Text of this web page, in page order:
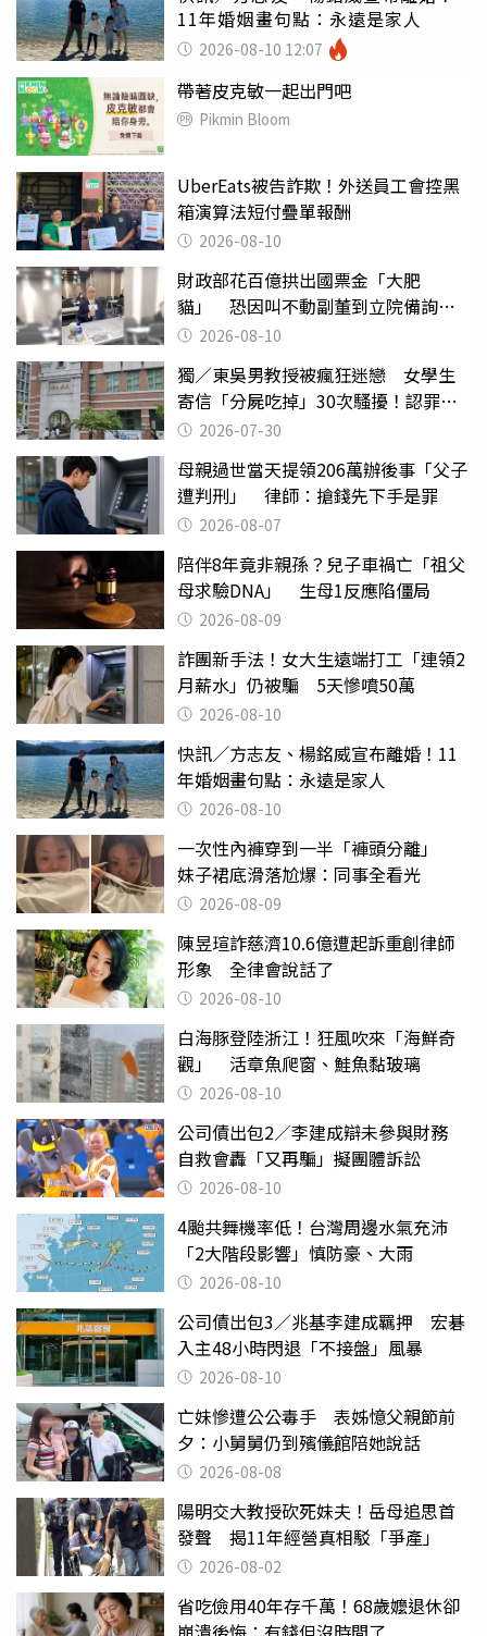
11年婚姻畫句點：永遠是家人
2026-08-10 12:07
帶著皮克敏一起出門吧
Pikmin Bloom
UberEats被告詐欺！外送員工會控黑
箱演算法短付疊單報酬
2026-08-10
財政部花百億拱出國票金「大肥
貓」 恐因叫不動副董到立院備詢惹
議 2026-08-10
獨／東吳男教授被瘋狂迷戀 女學生
寄信「分屍吃掉」30次騷擾！認罪免
關 2026-07-30
母親過世當天提領206萬辦後事「父子
遭判刑」 律師：搶錢先下手是罪
2026-08-07
陪伴8年竟非親孫？兒子車禍亡「祖父
母求驗DNA」 生母1反應陷僵局
2026-08-09
詐團新手法！女大生遠端打工「連領2
月薪水」仍被騙 5天慘噴50萬
2026-08-10
快訊／方志友、楊銘威宣布離婚！11
年婚姻畫句點：永遠是家人
2026-08-10
一次性內褲穿到一半「褲頭分離」
妹子裙底滑落尬爆：同事全看光
2026-08-09
陳昱瑄詐慈濟10.6億遭起訴重創律師
形象 全律會說話了
2026-08-10
白海豚登陸浙江！狂風吹來「海鮮奇
觀」 活章魚爬窗、鮭魚黏玻璃
2026-08-10
公司債出包2／李建成辯未參與財務
自救會轟「又再騙」擬團體訴訟
2026-08-10
4颱共舞機率低！台灣周邊水氣充沛
「2大階段影響」慎防豪、大雨
2026-08-10
公司債出包3／兆基李建成羈押 宏碁
入主48小時閃退「不接盤」風暴
2026-08-10
亡妹慘遭公公毒手 表姊憶父親節前
夕：小舅舅仍到殯儀館陪她說話
2026-08-08
陽明交大教授砍死妹夫！岳母追思首
發聲 揭11年經營真相駁「爭產」
2026-08-02
省吃儉用40年存千萬！68歲嬤退休卻